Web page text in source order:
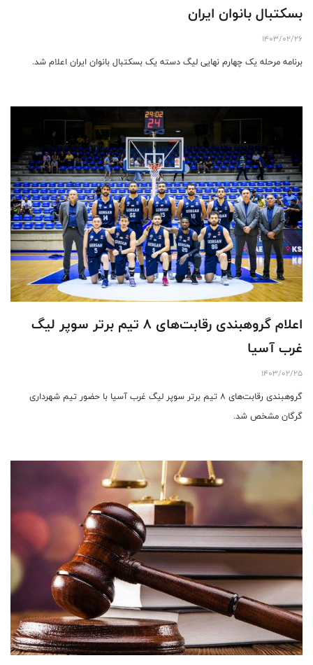
بسکتبال بانوان ایران
1403/02/26
برنامه مرحله یک چهارم نهایی لیگ دسته یک بسکتبال بانوان ایران اعلام شد.
اعلام گروهبندی رقابت‌های 8 تیم برتر سوپر لیگ
غرب آسیا
1403/02/25
گروهبندی رقابت‌های 8 تیم برتر سوپر لیگ غرب آسیا با حضور تیم شهرداری
گرگان مشخص شد.